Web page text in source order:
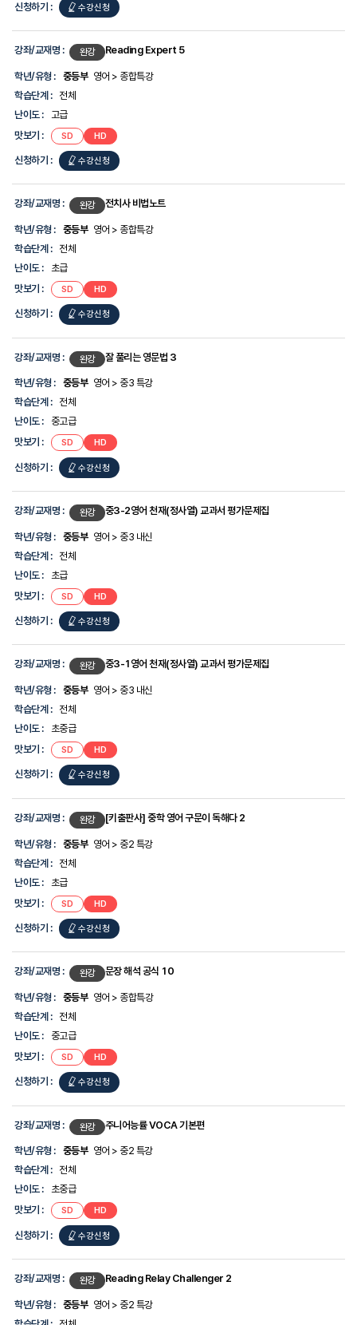
신청하기 : 수강신청
강좌/교재명 : 완강 Reading Expert 5
학년/유형 : 중등부 영어 > 종합특강
학습단계 :
전체
난이도 :
고급
맛보기 :
SD HD
신청하기 : 수강신청
강좌/교재명 : 완강 전치사 비법노트
학년/유형 : 중등부 영어 > 종합특강
학습단계 :
전체
난이도 :
초급
맛보기 :
SD HD
신청하기 : 수강신청
강좌/교재명 : 완강 잘 풀리는 영문법 3
학년/유형 : 중등부 영어 > 중3 특강
학습단계 :
전체
난이도 :
중고급
맛보기 :
SD HD
신청하기 : 수강신청
강좌/교재명 : 완강 중3-2영어 천재(정사열) 교과서 평가문제집
학년/유형 : 중등부 영어 > 중3 내신
학습단계 :
전체
난이도 :
초급
맛보기 :
SD HD
신청하기 : 수강신청
강좌/교재명 : 완강 중3-1영어 천재(정사열) 교과서 평가문제집
학년/유형 : 중등부 영어 > 중3 내신
학습단계 :
전체
난이도 :
초중급
맛보기 :
SD HD
신청하기 : 수강신청
강좌/교재명 : 완강 [키출판사] 중학 영어 구문이 독해다 2
학년/유형 : 중등부 영어 > 중2 특강
학습단계 :
전체
난이도 :
초급
맛보기 :
SD HD
신청하기 : 수강신청
강좌/교재명 : 완강 문장 해석 공식 10
학년/유형 : 중등부 영어 > 종합특강
학습단계 :
전체
난이도 :
중고급
맛보기 :
SD HD
신청하기 : 수강신청
강좌/교재명 : 완강 주니어능률 VOCA 기본편
학년/유형 : 중등부 영어 > 중2 특강
학습단계 :
전체
난이도 :
초중급
맛보기 :
SD HD
신청하기 : 수강신청
강좌/교재명 : 완강 Reading Relay Challenger 2
학년/유형 : 중등부 영어 > 중2 특강